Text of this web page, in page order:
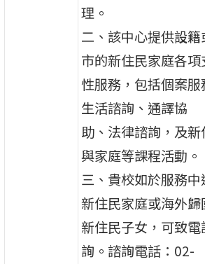
理。
二、該中心提供設
市的新住民家庭各項
性服務，包括個案
生活諮詢、通譯協
助、法律諮詢，及
與家庭等課程活動。
三、貴校如於服務
新住民家庭或海外歸
新住民子女，可致
詢。諮詢電話：02-